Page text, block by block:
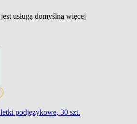
usługą domyślną więcej
podjęzykowe, 30 szt.